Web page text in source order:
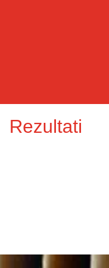
Rezultati